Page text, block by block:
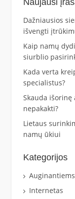
Dažniausios
išvengti
Kaip namų
siurblio
Kada verta
specialistus?
Skauda išorinę
nepakakti?
Lietaus
namų ūkiui
Kategorijos
Internetas